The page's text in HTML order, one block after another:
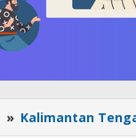
» Kalimantan